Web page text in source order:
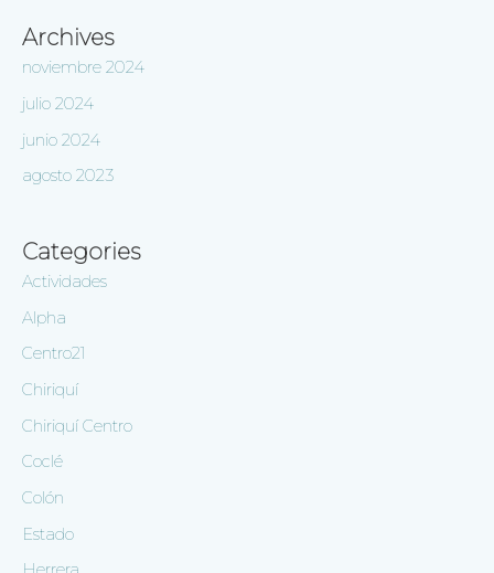
Archives
noviembre 2024
julio 2024
junio 2024
agosto 2023
Categories
Actividades
Alpha
Centro21
Chiriquí
Chiriquí Centro
Coclé
Colón
Estado